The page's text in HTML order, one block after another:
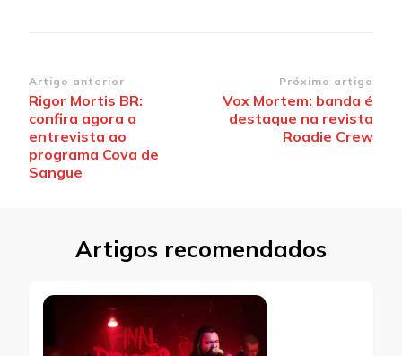
Navegação
de
post
Artigo anterior
Rigor Mortis BR:
confira agora a
entrevista ao
programa Cova de
Sangue
Próximo artigo
Vox Mortem: banda é
destaque na revista
Roadie Crew
Artigos recomendados